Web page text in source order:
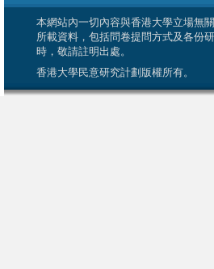
本網站內一切內容與香港大學立場無
所載資料，包括問卷提問方式及各份
時，敬請註明出處。
香港大學民意研究計劃版權所有。